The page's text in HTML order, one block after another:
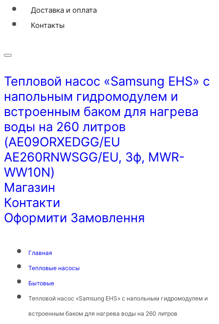
Доставка и оплата
Контакты
Тепловой насос «Samsung EHS» с
напольным гидромодулем и
встроенным баком для нагрева
воды на 260 литров
(AE09ORXEDGG/EU
AE260RNWSGG/EU, 3ф, MWR-
WW10N)
Магазин
Контакти
Оформити Замовлення
Главная
Тепловые насосы
Бытовые
Тепловой насос «Samsung EHS» с напольным гидромодулем и
встроенным баком для нагрева воды на 260 литров